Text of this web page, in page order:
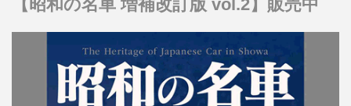
【昭和の名車 増補改訂版 vol.2】販売中